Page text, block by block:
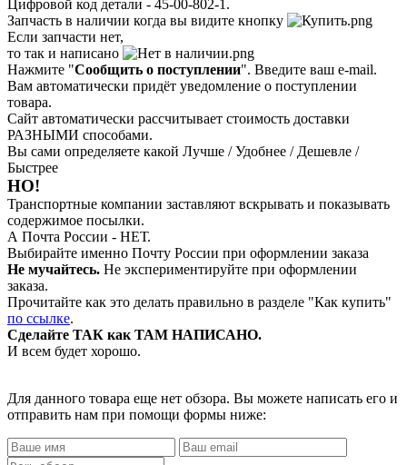
Цифровой код детали - 45-00-802-1.
Запчасть в наличии когда вы видите кнопку
Если запчасти нет,
то так и написано
Нажмите "Сообщить о поступлении". Введите ваш e-mail.
Вам автоматически придёт уведомление о поступлении
товара.
Сайт автоматически рассчитывает стоимость доставки
РАЗНЫМИ способами.
Вы сами определяете какой Лучше / Удобнее / Дешевле /
Быстрее
НО!
Транспортные компании заставляют вскрывать и показывать
содержимое посылки.
А Почта России - НЕТ.
Выбирайте именно Почту России при оформлении заказа
Не мучайтесь. Не экспериментируйте при оформлении
заказа.
Прочитайте как это делать правильно в разделе "Как купить"
по ссылке.
Сделайте ТАК как ТАМ НАПИСАНО.
И всем будет хорошо.
Для данного товара еще нет обзора. Вы можете написать его и
отправить нам при помощи формы ниже: